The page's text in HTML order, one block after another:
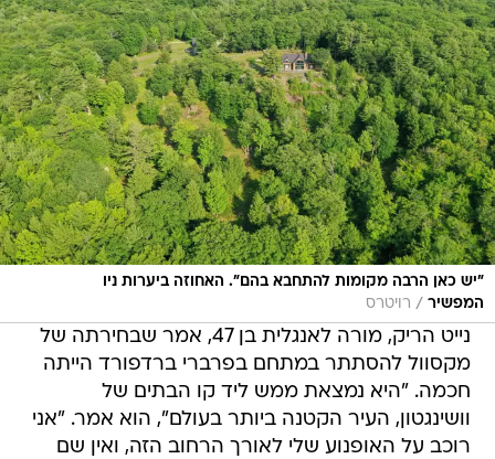
"יש כאן הרבה מקומות להתחבא בהם". האחוזה ביערות ניו
המפשיר / רויטרס
נייט הריק, מורה לאנגלית בן 47, אמר שבחירתה של
מקסוול להסתתר במתחם בפרברי ברדפורד הייתה
חכמה. "היא נמצאת ממש ליד קו הבתים של
וושינגטון, העיר הקטנה ביותר בעולם", הוא אמר. "אני
רוכב על האופנוע שלי לאורך הרחוב הזה, ואין שם